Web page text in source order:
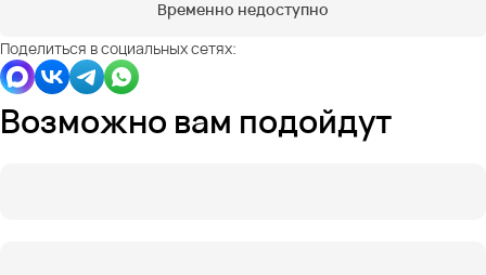
Временно недоступно
Поделиться в социальных сетях:
Возможно вам подойдут